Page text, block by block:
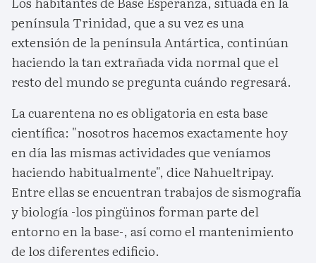
península Trinidad, que a su vez es una
extensión de la península Antártica, continúan
haciendo la tan extrañada vida normal que el
resto del mundo se pregunta cuándo regresará.
La cuarentena no es obligatoria en esta base
científica: "nosotros hacemos exactamente hoy
en día las mismas actividades que veníamos
haciendo habitualmente", dice Nahueltripay.
Entre ellas se encuentran trabajos de sismografía
y biología -los pingüinos forman parte del
entorno en la base-, así como el mantenimiento
de los diferentes edificio.